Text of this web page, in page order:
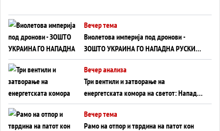
Вечер тема
Виолетова империја под дронови -
ЗОШТО УКРАИНА ГО НАПАДНА РУСКИОТ
WILDBERRIES
Вечер анализа
Три вентили и затворање на
енергетската комора на светот: Нападот
во Суец најавува глобален енергетски
инфаркт?
Вечер тема
Рамо на отпор и тврдина на патот кон